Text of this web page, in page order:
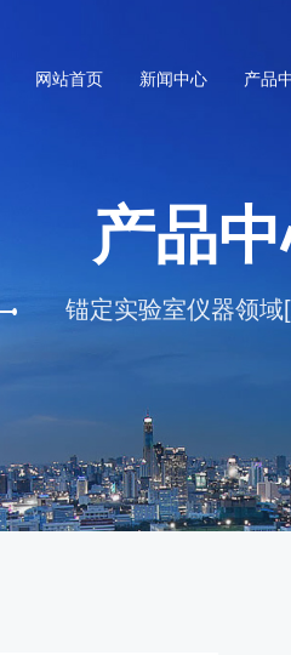
网站首页 新闻中心 产品
产品
锚定实验室仪器领域